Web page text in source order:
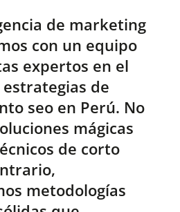
de marketing
con un equipo
expertos en el
de
seo en Perú. No
mágicas
de corto
metodologías